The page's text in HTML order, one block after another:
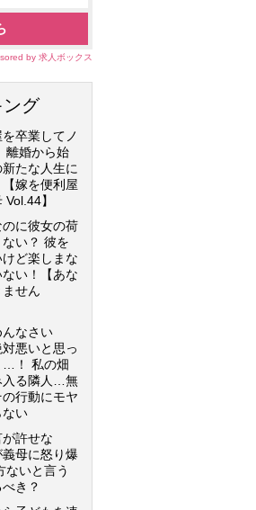
by 求人ボックス
ング
卒業してノ
離婚から始
たな人生に
嫁を便利屋
】
に彼女の荷
い？ 彼を
ど楽しまな
い！【あな
せん
んなさい
悪いと思っ
…！ 私の畑
入る隣人…無
行動にモヤ
ない
が許せな
母に怒り爆
ないと言う
き？